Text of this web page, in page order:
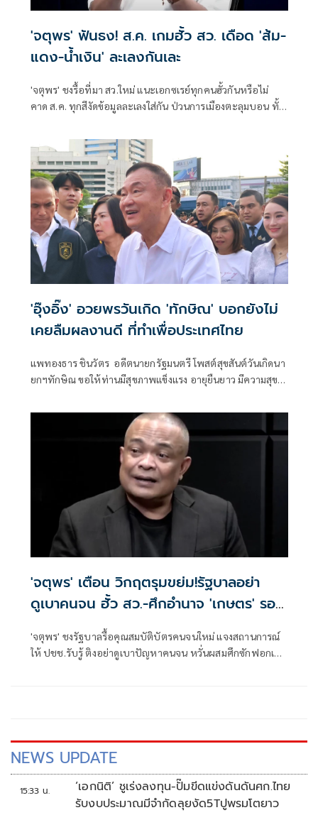
'จตุพร' ฟันธง! ส.ค. เกมฮั้ว สว. เดือด 'ส้ม-
แดง-น้ำเงิน' ละเลงกันเละ
'จตุพร' ชงรื้อที่มา สว.ใหม่ แนะเอกซเรย์ทุกคนฮั้วกันหรือไม่
คาด ส.ค. ทุกสีงัดข้อมูลละเลงใส่กัน ป่วนการเมืองตะลุมบอน ทั้ง
'อุ๊งอิ๊ง' อวยพรวันเกิด 'ทักษิณ' บอกยังไม่
เคยลืมผลงานดี ที่ทำเพื่อประเทศไทย
แพทองธาร ชินวัตร อดีตนายกรัฐมนตรี โพสต์สุขสันต์วันเกิดนา
ยกฯทักษิณ ขอให้ท่านมีสุขภาพแข็งแรง อายุยืนยาว มีความสุข
'จตุพร' เตือน วิกฤตรุมขย่ม!รัฐบาลอย่า
ดูเบาคนจน ฮั้ว สว.-ศึกอำนาจ 'เกษตร' รอ
'จตุพร' ชงรัฐบาลรื้อคุณสมบัติบัตรคนจนใหม่ แจงสถานการณ์
ให้ ปชช.รับรู้ ติงอย่าดูเบาปัญหาคนจน หวั่นผสมศึกซักฟอกเปิด
NEWS UPDATE
15:33 น.
‘เอกนิติ’ ชูเร่งลงทุน-ปั๊มขีดแข่งดันดันศก.ไทย
รับงบประมาณมีจำกัดลุยงัด5Tปูพรมโตยาว